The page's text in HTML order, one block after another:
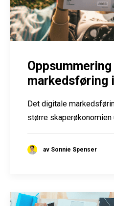
markedsføring
Det digitale
større skaperøkonomien
av Sonnie Spenser